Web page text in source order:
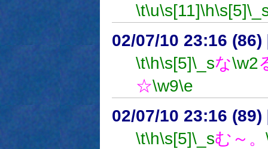
\t\u\s[11]\h\s[5]
02/07/10 23:16 (86)
\t\h\s[5]\_sな\w2
☆\w9\e
02/07/10 23:16 (89)
\t\h\s[5]\_sむ～。